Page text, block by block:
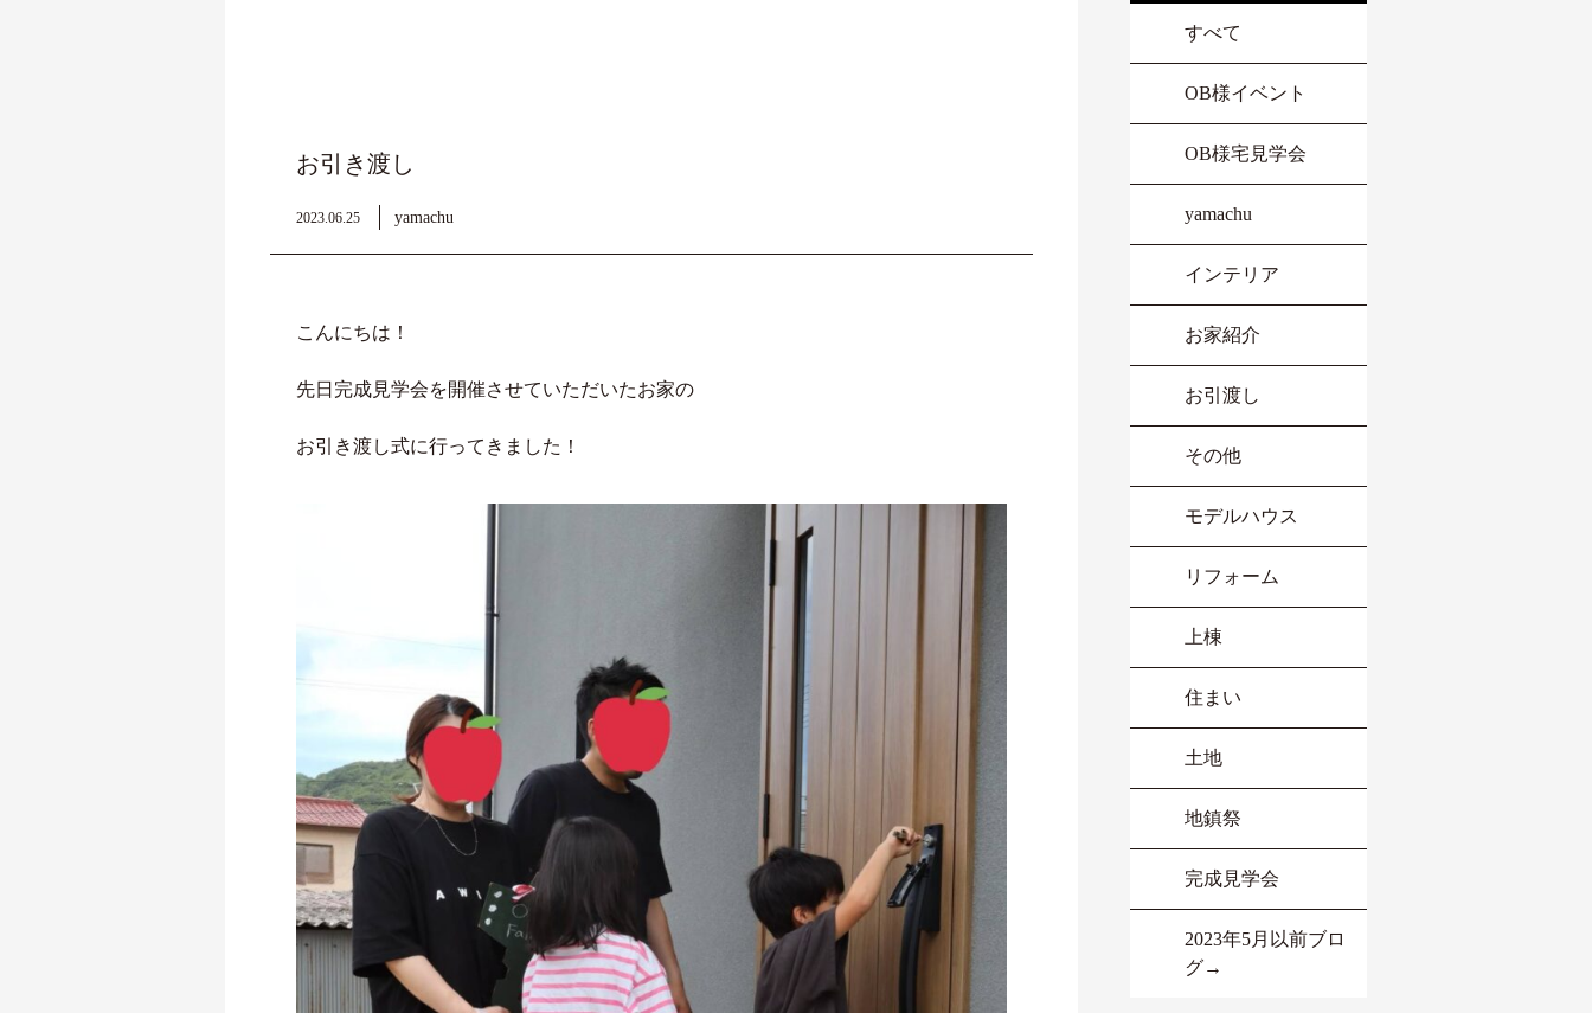
お引き渡し
2023.06.25 yamachu
こんにちは！
先日完成見学会を開催させていただいたお家の
お引き渡し式に行ってきました！
すべて
OB様イベント
OB様宅見学会
yamachu
インテリア
お家紹介
お引渡し
その他
モデルハウス
リフォーム
上棟
住まい
土地
地鎮祭
完成見学会
2023年5月以前ブロ
グ→